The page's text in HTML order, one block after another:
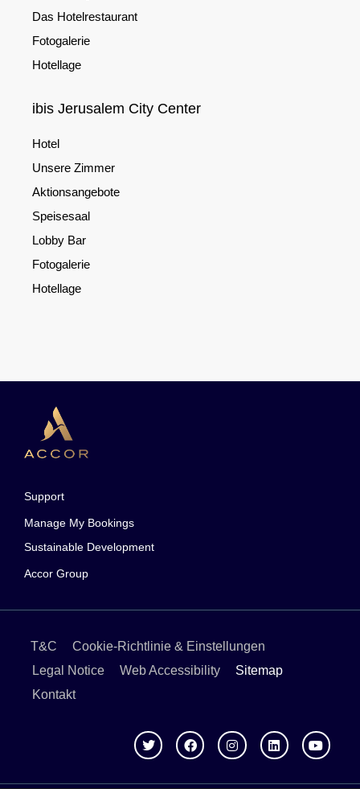
ibis Jerusalem City Center
Hotel
Unsere Zimmer
Aktionsangebote
Speisesaal
Lobby Bar
Fotogalerie
Hotellage
Das Hotelrestaurant
Fotogalerie
Hotellage
Support
Manage My Bookings
Sustainable Development
Accor Group
T&C
Cookie-Richtlinie & Einstellungen
Legal Notice
Web Accessibility
Sitemap
Kontakt